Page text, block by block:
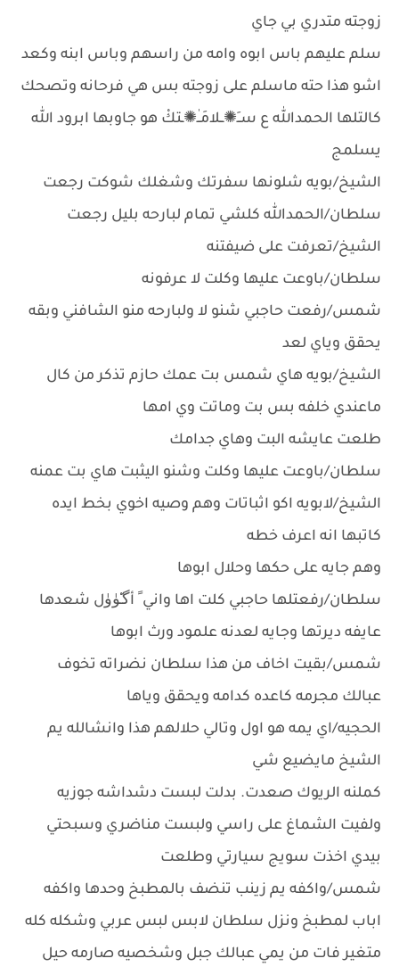
زوجته متدري بي جاي
سلم عليهم باس ابوه وامه من راسهم وباس ابنه وكعد
اشو هذا حته ماسلم على زوجته بس هي فرحانه وتصحك
كالتلها الحمدالله ع ســَ✺ــلامَـٰـ✺ـتكْ هو جاوبها ابرود الله
يسلمج
الشيخ/بويه شلونها سفرتك وشغلك شوكت رجعت
سلطان/الحمدالله كلشي تمام لبارحه بليل رجعت
الشيخ/تعرفت على ضيفتنه
سلطان/باوعت عليها وكلت لا عرفونه
شمس/رفعت حاجبي شنو لا ولبارحه منو الشافني وبقه
يحقق وياي لعد
الشيخ/بويه هاي شمس بت عمك حازم تذكر من كال
ماعندي خلفه بس بت وماتت وي امها
طلعت عايشه البت وهاي جدامك
سلطان/باوعت عليها وكلت وشنو اليثبت هاي بت عمنه
الشيخ/لابويه اكو اثباتات وهم وصيه اخوي بخط ايده
كاتبها انه اعرف خطه
وهم جايه على حكها وحلال ابوها
سلطان/رفعتلها حاجبي كلت اها واني ً أگـِْۈۈل شعدها
عايفه ديرتها وجايه لعدنه علمود ورث ابوها
شمس/بقيت اخاف من هذا سلطان نضراته تخوف
عبالك مجرمه كاعده كدامه ويحقق وياها
الحجيه/اي يمه هو اول وتالي حلالهم هذا وانشالله يم
الشيخ مايضيع شي
كملنه الريوك صعدت. بدلت لبست دشداشه جوزيه
ولفيت الشماغ على راسي ولبست مناضري وسبحتي
بيدي اخذت سويج سيارتي وطلعت
شمس/واكفه يم زينب تنضف بالمطبخ وحدها واكفه
اباب لمطبخ ونزل سلطان لابس لبس عربي وشكله كله
متغير فات من يمي عبالك جبل وشخصيه صارمه حيل